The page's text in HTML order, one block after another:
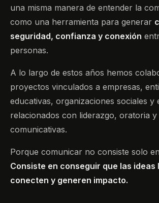
una misma manera de entender la
como una herramienta para generar
seguridad, confianza y conexión
personas.
A lo largo de estos años hemos
proyectos vinculados a empresas,
educativas, organizaciones sociales y
relacionados con liderazgo, oratoria y
comunicativas.
Porque comunicar no consiste solo
Consiste en conseguir que las ideas
conecten y generen impacto.